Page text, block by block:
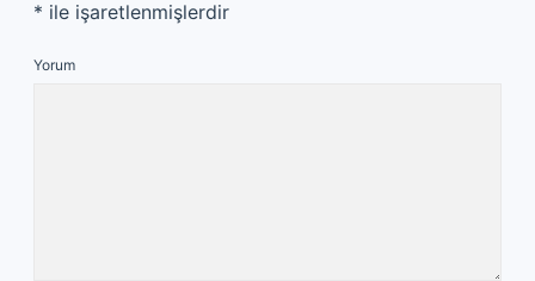
* ile işaretlenmişlerdir
Yorum